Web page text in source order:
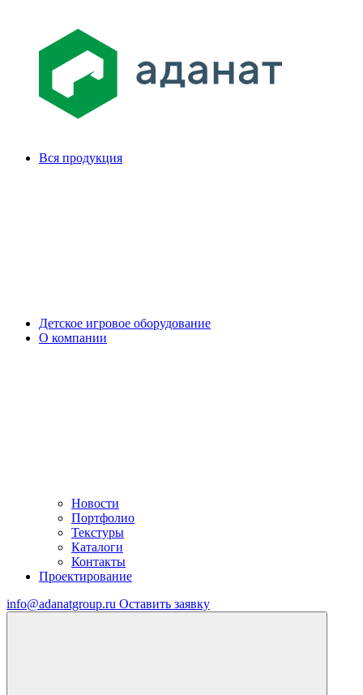
Вся продукция
Детское игровое оборудование
О компании
Новости
Портфолио
Текстуры
Каталоги
Контакты
Проектирование
info@adanatgroup.ru Оставить заявку